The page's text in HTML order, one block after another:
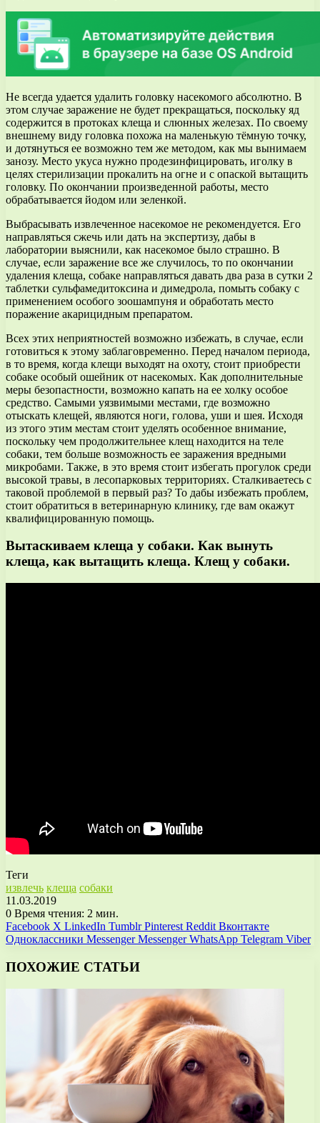
Не всегда удается удалить головку насекомого абсолютно. В
этом случае заражение не будет прекращаться, поскольку яд
содержится в протоках клеща и слюнных железах. По своему
внешнему виду головка похожа на маленькую тёмную точку,
и дотянуться ее возможно тем же методом, как мы вынимаем
занозу. Место укуса нужно продезинфицировать, иголку в
целях стерилизации прокалить на огне и с опаской вытащить
головку. По окончании произведенной работы, место
обрабатывается йодом или зеленкой.
Выбрасывать извлеченное насекомое не рекомендуется. Его
направляться сжечь или дать на экспертизу, дабы в
лаборатории выяснили, как насекомое было страшно. В
случае, если заражение все же случилось, то по окончании
удаления клеща, собаке направляться давать два раза в сутки 2
таблетки сульфамедитоксина и димедрола, помыть собаку с
применением особого зоошампуня и обработать место
поражение акарицидным препаратом.
Всех этих неприятностей возможно избежать, в случае, если
готовиться к этому заблаговременно. Перед началом периода,
в то время, когда клещи выходят на охоту, стоит приобрести
собаке особый ошейник от насекомых. Как дополнительные
меры безопастности, возможно капать на ее холку особое
средство. Самыми уязвимыми местами, где возможно
отыскать клещей, являются ноги, голова, уши и шея. Исходя
из этого этим местам стоит уделять особенное внимание,
поскольку чем продолжительнее клещ находится на теле
собаки, тем больше возможность ее заражения вредными
микробами. Также, в это время стоит избегать прогулок среди
высокой травы, в лесопарковых территориях. Сталкиваетесь с
таковой проблемой в первый раз? То дабы избежать проблем,
стоит обратиться в ветеринарную клинику, где вам окажут
квалифицированную помощь.
Вытаскиваем клеща у собаки. Как вынуть
клеща, как вытащить клеща. Клещ у собаки.
Теги
извлечь клеща собаки
11.03.2019
0 Время чтения: 2 мин.
Facebook X LinkedIn Tumblr Pinterest Reddit Вконтакте
Одноклассники Messenger Messenger WhatsApp Telegram Viber
ПОХОЖИЕ СТАТЬИ